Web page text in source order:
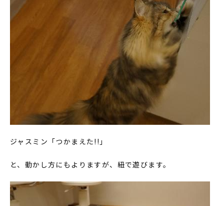
ジャスミン「つかまえた!!」
と、動かし方にもよりますが、紐で遊びます。